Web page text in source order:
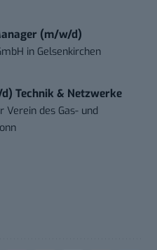
(m/w/d)
in Gelsenkirchen
Technik & Netzwerke
Verein des Gas- und